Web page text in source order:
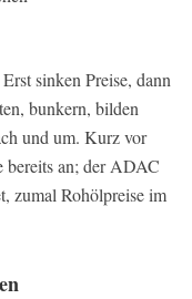
sinken Preise, dann
bunkern, bilden
und um. Kurz vor
bereits an; der ADAC
zumal Rohölpreise im